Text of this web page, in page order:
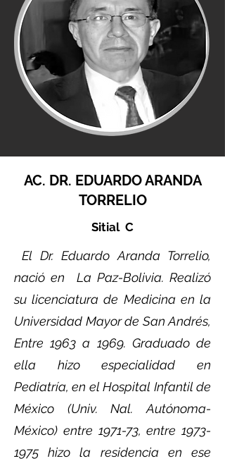
AC. DR. EDUARDO ARANDA
TORRELIO
Sitial C
El Dr. Eduardo Aranda Torrelio,
nació en La Paz-Bolivia. Realizó
su licenciatura de Medicina en la
Universidad Mayor de San Andrés,
Entre 1963 a 1969. Graduado de
ella hizo especialidad en
Pediatría, en el Hospital Infantil de
México (Univ. Nal. Autónoma-
México) entre 1971-73, entre 1973-
1975 hizo la residencia en ese